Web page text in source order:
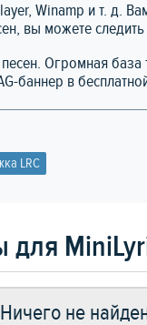
Winamp и т. д.
вы можете
Огромная
баннер в
LRC
для
Ничего не